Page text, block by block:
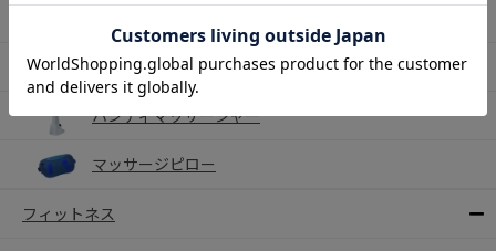
マッサージチェア
ハンディマッサージャー
マッサージピロー
フィットネス